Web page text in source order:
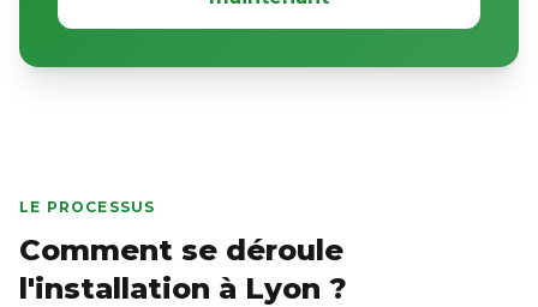
LE PROCESSUS
Comment se déroule
l'installation à Lyon ?